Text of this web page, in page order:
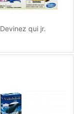
Devinez qui jr.